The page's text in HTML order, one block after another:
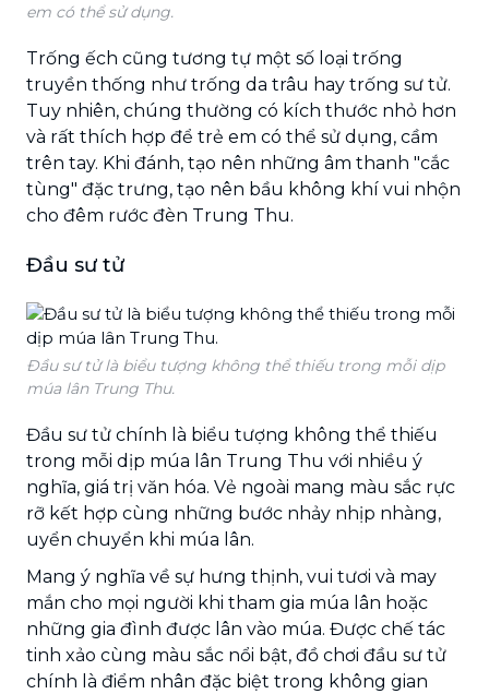
em có thể sử dụng.
Trống ếch cũng tương tự một số loại trống
truyền thống như trống da trâu hay trống sư tử.
Tuy nhiên, chúng thường có kích thước nhỏ hơn
và rất thích hợp để trẻ em có thể sử dụng, cầm
trên tay. Khi đánh, tạo nên những âm thanh "cắc
tùng" đặc trưng, tạo nên bầu không khí vui nhộn
cho đêm rước đèn Trung Thu.
Đầu sư tử
Đầu sư tử là biểu tượng không thể thiếu trong mỗi dịp
múa lân Trung Thu.
Đầu sư tử chính là biểu tượng không thể thiếu
trong mỗi dịp múa lân Trung Thu với nhiều ý
nghĩa, giá trị văn hóa. Vẻ ngoài mang màu sắc rực
rỡ kết hợp cùng những bước nhảy nhịp nhàng,
uyển chuyển khi múa lân.
Mang ý nghĩa về sự hưng thịnh, vui tươi và may
mắn cho mọi người khi tham gia múa lân hoặc
những gia đình được lân vào múa. Được chế tác
tinh xảo cùng màu sắc nổi bật, đồ chơi đầu sư tử
chính là điểm nhân đặc biệt trong không gian